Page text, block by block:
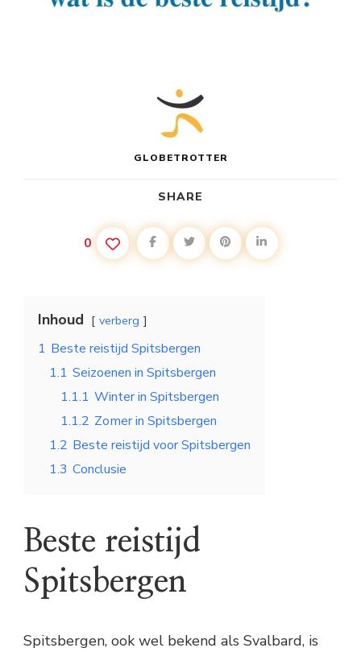
GLOBETROTTER
SHARE
0
Inhoud verberg
1 Beste reistijd Spitsbergen
1.1 Seizoenen in Spitsbergen
1.1.1 Winter in Spitsbergen
1.1.2 Zomer in Spitsbergen
1.2 Beste reistijd voor Spitsbergen
1.3 Conclusie
Beste reistijd
Spitsbergen
Spitsbergen, ook wel bekend als Svalbard, is